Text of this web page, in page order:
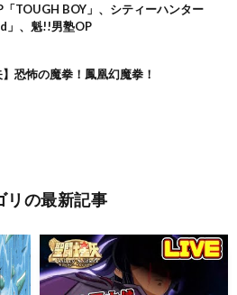
TOUGH BOY」、シティーハンター
」、魁!!男塾OP
】恐怖の魔拳！鳳凰幻魔拳！
リの最新記事